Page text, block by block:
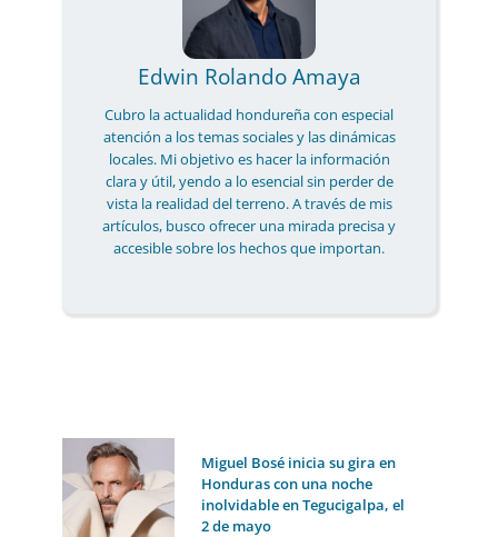
Edwin Rolando Amaya
Cubro la actualidad hondureña con especial
atención a los temas sociales y las dinámicas
locales. Mi objetivo es hacer la información
clara y útil, yendo a lo esencial sin perder de
vista la realidad del terreno. A través de mis
artículos, busco ofrecer una mirada precisa y
accesible sobre los hechos que importan.
Miguel Bosé inicia su gira en
Honduras con una noche
inolvidable en Tegucigalpa, el
2 de mayo